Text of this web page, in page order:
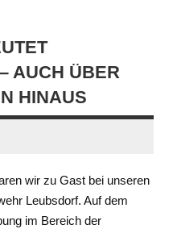
AUCH ÜBER
HINAUS
wir zu Gast bei unseren
Leubsdorf. Auf dem
im Bereich der